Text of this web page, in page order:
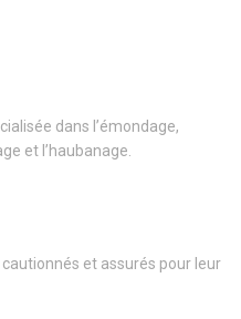
dans l’émondage,
et l’haubanage.
et assurés pour leur